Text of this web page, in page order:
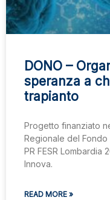
DONO –
speranza a
trapianto
Progetto finanziato
Regionale del
PR FESR Lombardia
Innova.
READ MORE »